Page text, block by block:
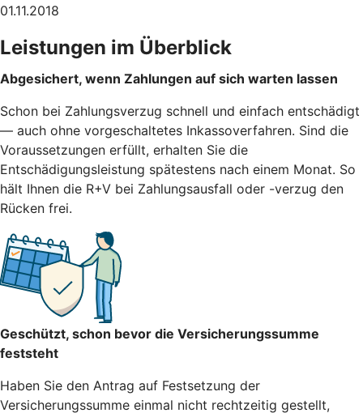
01.11.2018
Leistungen im Überblick
Abgesichert, wenn Zahlungen auf sich warten lassen
Schon bei Zahlungsverzug schnell und einfach entschädigt
— auch ohne vorgeschaltetes Inkassoverfahren. Sind die
Voraussetzungen erfüllt, erhalten Sie die
Entschädigungsleistung spätestens nach einem Monat. So
hält Ihnen die R+V bei Zahlungsausfall oder -verzug den
Rücken frei.
Geschützt, schon bevor die Versicherungssumme
feststeht
Haben Sie den Antrag auf Festsetzung der
Versicherungssumme einmal nicht rechtzeitig gestellt,